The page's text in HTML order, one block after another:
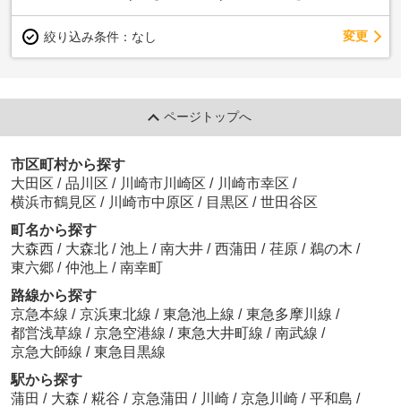
絞り込み条件： なし 変更
ページトップへ
市区町村から探す
大田区 / 品川区 / 川崎市川崎区 / 川崎市幸区 /
横浜市鶴見区 / 川崎市中原区 / 目黒区 / 世田谷区
町名から探す
大森西 / 大森北 / 池上 / 南大井 / 西蒲田 / 荏原 / 鵜の木 /
東六郷 / 仲池上 / 南幸町
路線から探す
京急本線 / 京浜東北線 / 東急池上線 / 東急多摩川線 /
都営浅草線 / 京急空港線 / 東急大井町線 / 南武線 /
京急大師線 / 東急目黒線
駅から探す
蒲田 / 大森 / 糀谷 / 京急蒲田 / 川崎 / 京急川崎 / 平和島 /